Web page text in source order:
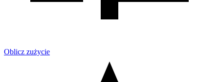
Oblicz zużycie